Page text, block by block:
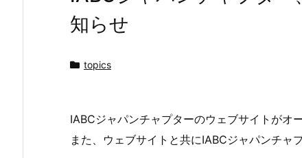
知らせ
topics
IABCジャパンチャプターのウェブサイトがオ
また、ウェブサイトと共にIABCジャパンチャ